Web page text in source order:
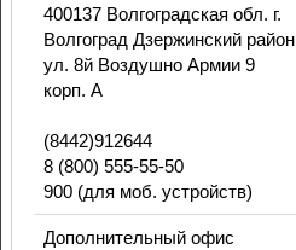
400137 Волгоградская обл. г.
Волгоград Дзержинский район
ул. 8й Воздушно Армии 9
корп. А
(8442)912644
8 (800) 555-55-50
900 (для моб. устройств)
Дополнительный офис